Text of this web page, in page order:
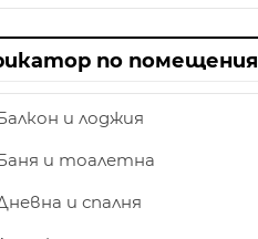
таван
по помещения
и лоджия
и тоалетна
и спалня